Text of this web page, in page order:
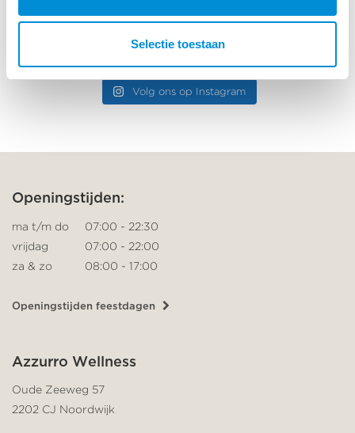
Selectie toestaan
Volg ons op Instagram
Openingstijden:
ma t/m do
07:00 - 22:30
vrijdag
07:00 - 22:00
za & zo
08:00 - 17:00
Openingstijden feestdagen
Azzurro Wellness
Oude Zeeweg 57
2202 CJ Noordwijk